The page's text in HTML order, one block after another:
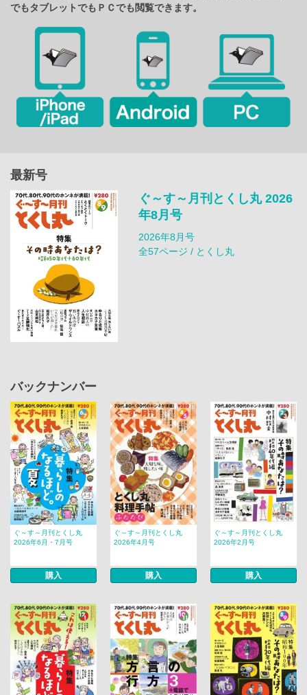
でもタブレットでもＰＣでも閲覧できます。
最新号
ぐ～す～月刊とくし丸 2026
年8月号
2026年8月号
全57ページ / とくし丸
バックナンバー
ぐ～す～月刊とくし丸
2026年6月・7月号
購入
ぐ～す～月刊とくし丸
2026年4月号
購入
ぐ～す～月刊とくし丸
2026年2月号
購入